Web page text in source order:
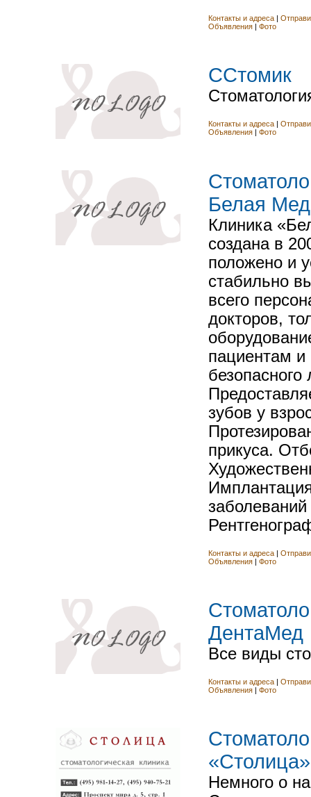
Контакты и адреса |
Объявления | Фото
CСтомик
Контакты и адреса
Объявления
Фото
Белая
Клиника
создана в
положено и
стабильно
всего
докторов,
пациентам и
безопасного
зубов у
прикуса.
Контакты и адреса |
Объявления | Фото
ДентаМед
Все виды
Контакты и адреса |
Объявления | Фото
Немного о